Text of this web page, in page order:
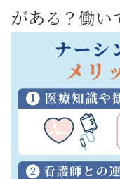
がある？働い